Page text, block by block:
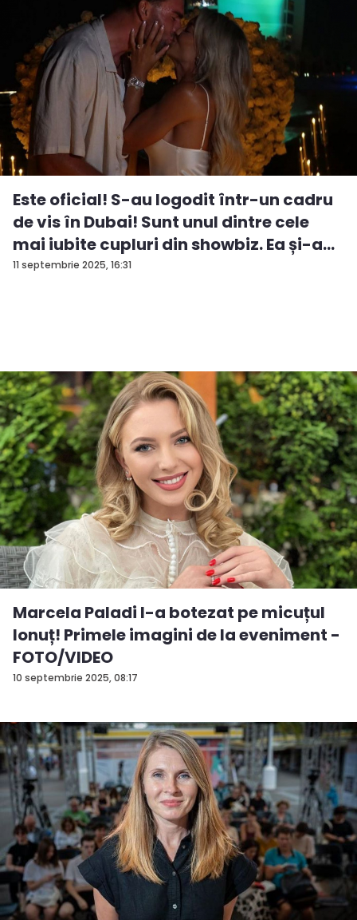
11 septembrie 2025, 16:31
Este oficial! S-au logodit într-un cadru
de vis în Dubai! Sunt unul dintre cele
mai iubite cupluri din showbiz. Ea și-a
e...
10 septembrie 2025, 08:17
Marcela Paladi l-a botezat pe micuțul
Ionuț! Primele imagini de la eveniment -
FOTO/VIDEO